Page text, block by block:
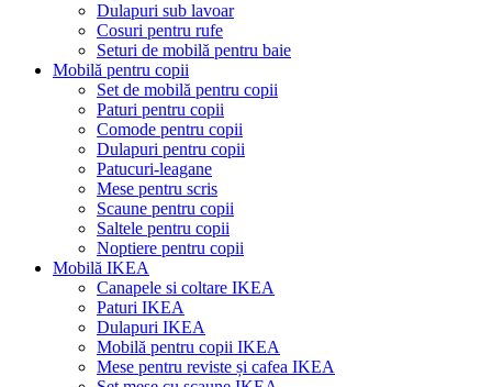
Dulapuri sub lavoar
Cosuri pentru rufe
Seturi de mobilă pentru baie
Mobilă pentru copii
Set de mobilă pentru copii
Paturi pentru copii
Comode pentru copii
Dulapuri pentru copii
Patucuri-leagane
Mese pentru scris
Scaune pentru copii
Saltele pentru copii
Noptiere pentru copii
Mobilă IKEA
Canapele si coltare IKEA
Paturi IKEA
Dulapuri IKEA
Mobilă pentru copii IKEA
Mese pentru reviste și cafea IKEA